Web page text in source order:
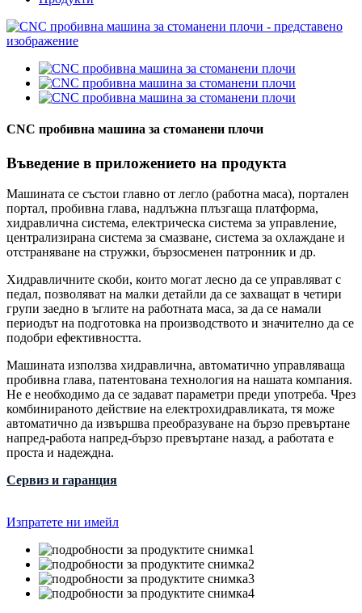
CNC пробивна машина за стоманени плочи
Въведение в приложението на продукта
Машината се състои главно от легло (работна маса), портален
портал, пробивна глава, надлъжна плъзгаща платформа,
хидравлична система, електрическа система за управление,
централизирана система за смазване, система за охлаждане и
отстраняване на стружки, бързосменен патронник и др.
Хидравличните скоби, които могат лесно да се управляват с
педал, позволяват на малки детайли да се захващат в четири
групи заедно в ъглите на работната маса, за да се намали
периодът на подготовка на производството и значително да се
подобри ефективността.
Машината използва хидравлична, автоматично управляваща
пробивна глава, патентована технология на нашата компания.
Не е необходимо да се задават параметри преди употреба. Чрез
комбинираното действие на електрохидравликата, тя може
автоматично да извършва преобразуване на бързо превъртане
напред-работа напред-бързо превъртане назад, а работата е
проста и надеждна.
Сервиз и гаранция
Изпратете ни имейл